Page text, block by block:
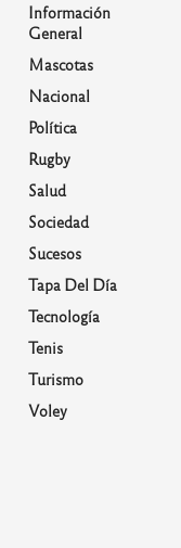
Información
General
Mascotas
Nacional
Política
Rugby
Salud
Sociedad
Sucesos
Tapa Del Día
Tecnología
Tenis
Turismo
Voley